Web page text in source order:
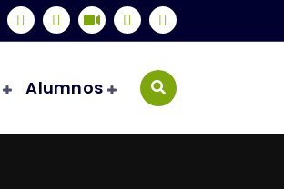
Alumnos